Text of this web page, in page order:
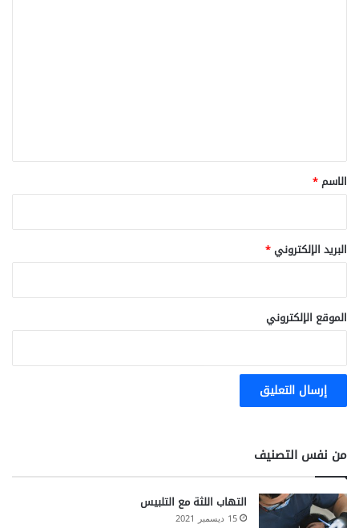
*
الاسم*
البريد الإلكتروني*
الموقع الإلكتروني
من نفس التصنيف
التهاب اللثة مع التلبيس
15 ديسمبر 2021